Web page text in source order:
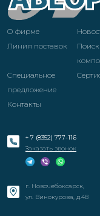
О фирме
Линия поставок
Поиск
Специальное
предложение
Контакты
+ 7 (8352) 777-116
Заказать звонок
г. Новочебоксарск,
ул. Винокурова, д.48